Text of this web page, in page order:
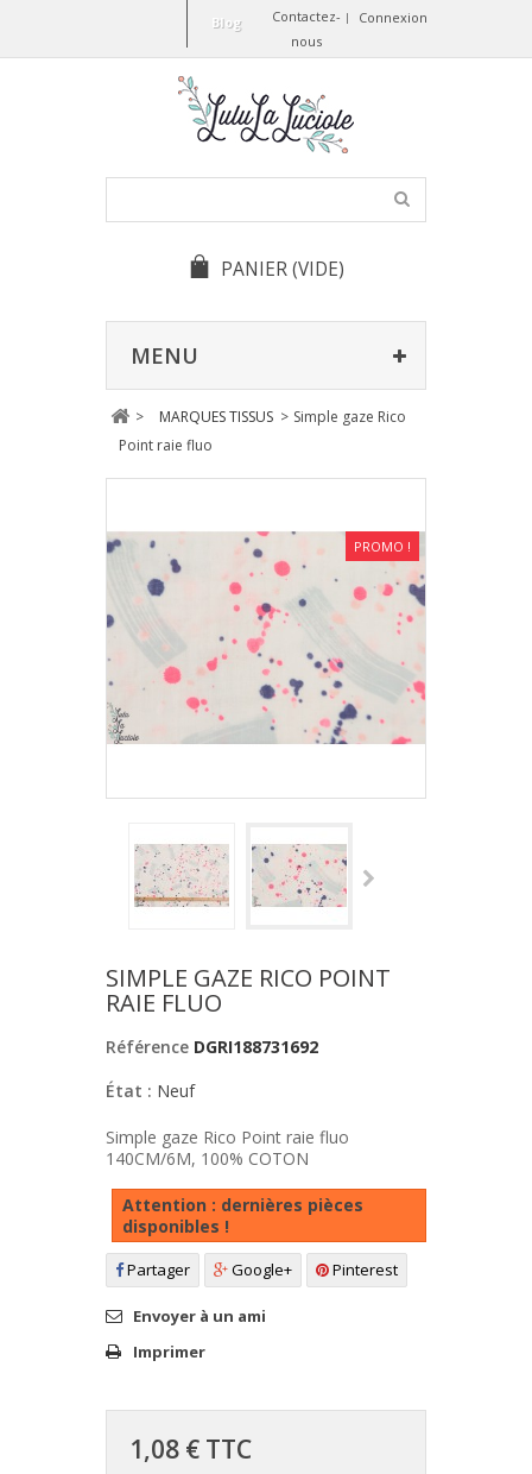
Connexion
Contactez-
nous
Blog
PANIER(VIDE)
MENU
> MARQUES TISSUS > Simple gaze Rico
Point raie fluo
PROMO !
SIMPLE GAZE RICO POINT
RAIE FLUO
Référence DGRI188731692
État : Neuf
Simple gaze Rico Point raie fluo
140CM/6M, 100% COTON
Attention : dernières pièces
disponibles !
Partager Google+ Pinterest
Envoyer à un ami
Imprimer
1,08 € TTC